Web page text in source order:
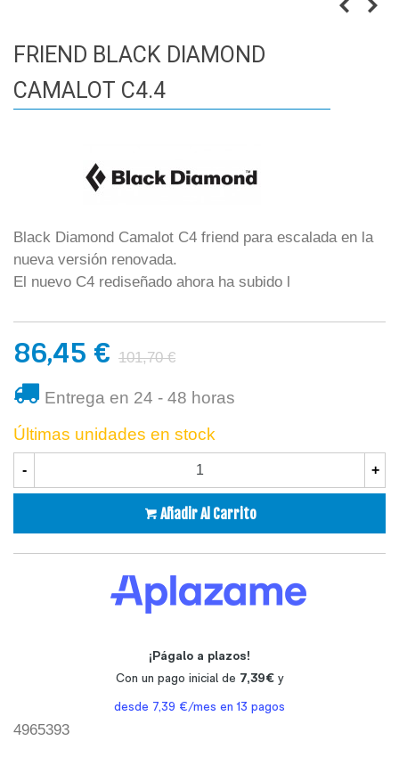
FRIEND BLACK DIAMOND
CAMALOT C4.4
Black Diamond Camalot C4 friend para escalada en la
nueva versión renovada.
El nuevo C4 rediseñado ahora ha subido l
86,45 € 101,70 €
Entrega en 24 - 48 horas
Últimas unidades en stock
- +
Añadir Al Carrito
4965393